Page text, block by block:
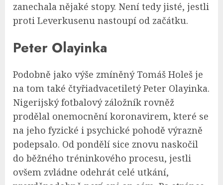
zanechala nějaké stopy. Není tedy jisté, jestli
proti Leverkusenu nastoupí od začátku.
Peter Olayinka
Podobně jako výše zmíněný Tomáš Holeš je
na tom také čtyřiadvacetiletý Peter Olayinka.
Nigerijský fotbalový záložník rovněž
prodělal onemocnění koronavirem, které se
na jeho fyzické i psychické pohodě výrazně
podepsalo. Od pondělí sice znovu naskočil
do běžného tréninkového procesu, jestli
ovšem zvládne odehrát celé utkání,